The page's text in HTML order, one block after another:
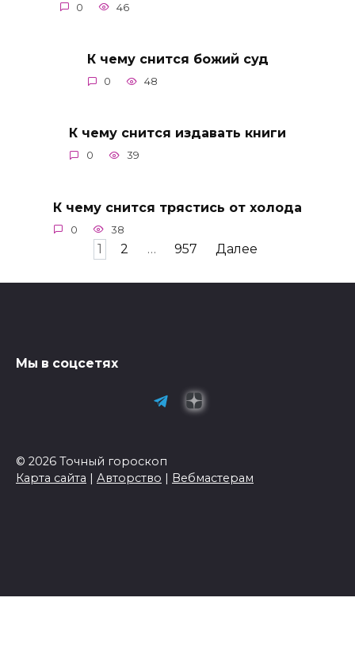
0 46
К чему снится божий суд
0 48
К чему снится издавать книги
0 39
К чему снится трястись от холода
0 38
1 2 … 957 Далее
Мы в соцсетях
© 2026 Точный гороскоп
Карта сайта | Авторство | Вебмастерам